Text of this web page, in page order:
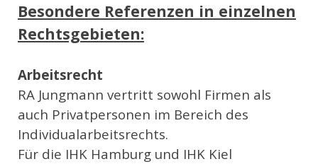
Besondere Referenzen in einzelnen
Rechtsgebieten:
Arbeitsrecht
RA Jungmann vertritt sowohl Firmen als
auch Privatpersonen im Bereich des
Individualarbeitsrechts.
Für die IHK Hamburg und IHK Kiel